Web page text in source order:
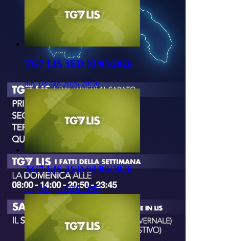
TG7 LIS 3ED 03/08/2026
lun, 03 ago 2026 20:50
TG7 LIS 2ED 03/08/2026
lun, 03 ago 2026 13:55